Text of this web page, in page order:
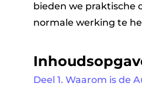
bieden we praktische
normale werking te
Deel 1. Waarom is de